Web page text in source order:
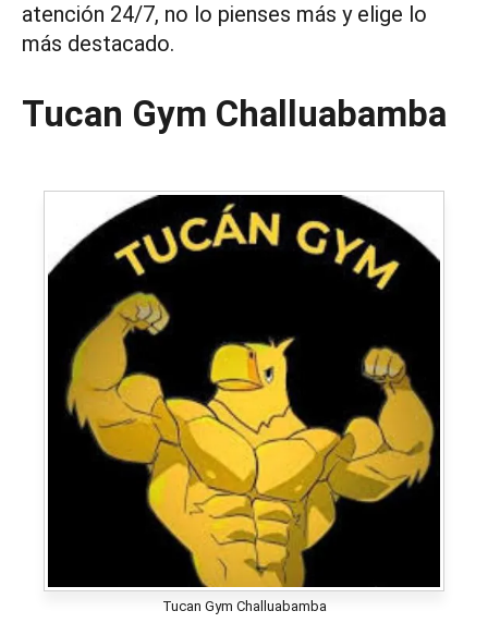
atención 24/7, no lo pienses más y elige lo
más destacado.
Tucan Gym Challuabamba
Tucan Gym Challuabamba